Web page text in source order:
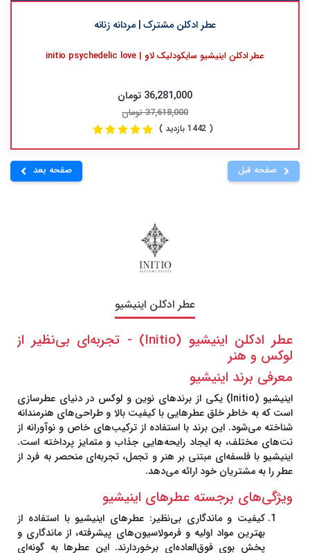
عطر ادکلن مشترک | مردانه زنانه
عطر ادکلن اینیشیو سایکودلیک لاو | initio psychedelic love
36,281,000 تومان
37,618,000 تومان
( 1442 بازدید )
صفحه قبل صفحه بعد
عطر ادکلن اینیشیو
عطر ادکلن اینیشیو (Initio) - تجربه‌ای بی‌نظیر از
لوکس و هنر
معرفی برند اینیشیو
اینیشیو (Initio)
یکی از برندهای نوین و لوکس در دنیای عطرسازی
است که به خاطر خلق عطرهایی با کیفیت بالا و طراحی‌های هنرمندانه
شناخته می‌شود. این برند با استفاده از ترکیب‌های خاص و نوآورانه از
نت‌های مختلف، به ایجاد رایحه‌هایی جذاب و متمایز پرداخته است.
اینیشیو با فلسفه‌ای مبتنی بر هنر و تجمل، تجربه‌ای منحصر به فرد از
عطر را به مشتریان خود ارائه می‌دهد.
ویژگی‌های برجسته عطرهای اینیشیو
کیفیت و ماندگاری بی‌نظیر: عطرهای اینیشیو با استفاده از
بهترین مواد اولیه و فرمولاسیون‌های پیشرفته، از ماندگاری و
پخش بوی فوق‌العاده‌ای برخوردارند. این عطرها به گونه‌ای